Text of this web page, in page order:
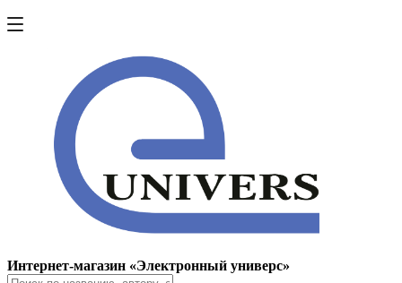
Интернет-магазин «Электронный универс»